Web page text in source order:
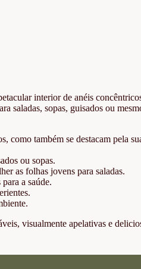
interior de anéis
saladas, sopas, guisados ou
como também se destacam pela
ou sopas.
as folhas jovens para saladas.
a saúde.
visualmente apelativas e